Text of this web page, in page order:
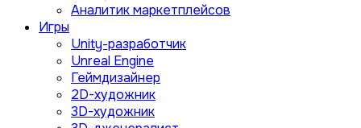
Аналитик маркетплейсов
Игры
Unity-разработчик
Unreal Engine
Геймдизайнер
2D-художник
3D-художник